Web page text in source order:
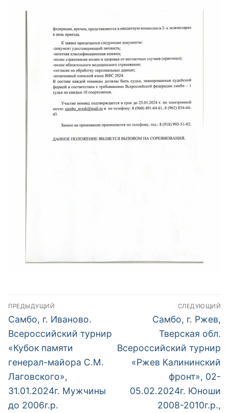
Навигация
по
записям
ПРЕДЫДУЩИЙ
Предыдущий
пост:
Самбо, г. Иваново.
Всероссийский турнир
«Кубок памяти
генерал-майора С.М.
Лаговского»,
31.01.2024г. Мужчины
до 2006г.р.
СЛЕДУЮЩИЙ
Следующий
пост:
Самбо, г. Ржев,
Тверская обл.
Всероссийский турнир
«Ржев Калининский
фронт», 02-
05.02.2024г. Юноши
2008-2010г.р.,